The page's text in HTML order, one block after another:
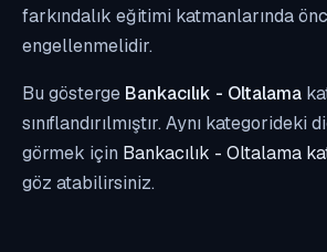
farkındalık eğitimi katmanlarında
engellenmelidir.
Bu gösterge Bankacılık - Oltalama
sınıflandırılmıştır. Aynı kategorideki
görmek için Bankacılık - Oltalama
göz atabilirsiniz.